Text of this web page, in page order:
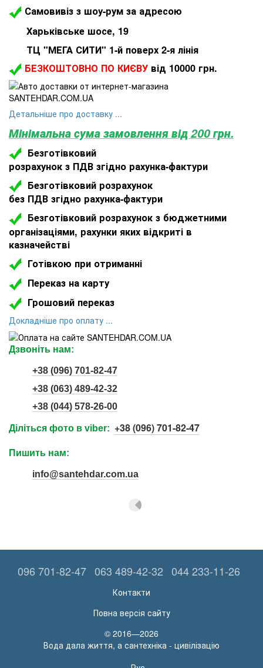
Самовивіз з шоу-рум за адресою
Харьківське шосе, 19
ТЦ "МЕГА СИТИ" 1-й поверх 2-я лінія
БЕЗКОШТОВНО ПО КИЄВУ від 10000 грн.
Детальніше про доставку ...
Мінімальна сума замовлення від 200 грн.
Безготівковий
розрахунок з ПДВ згідно рахунка-фактури
Безготівковий розрахунок
без ПДВ згідно рахунка-фактури
Безготівковий розрахунок з бюджетними
організаціями, рахунки яких відкриті в
казначействі
Готівкою при отриманні
Переказ на карту
Грошовий переказ
Докладніше про оплату ...
Дзвоніть нам:
+38 (096) 701-82-47
+38 (063) 489-42-32
+38 (044) 578-26-00
Діліться фото в viber: +38 (096) 701-82-47
Пишить нам:
info@santehdar.com.ua
096 701-82-47 063 489-42-32 044 233-11-26
Контакти
Повна версія сайту
© 2016—2026
Вода дала життя, а сантехніка - цивілізацію